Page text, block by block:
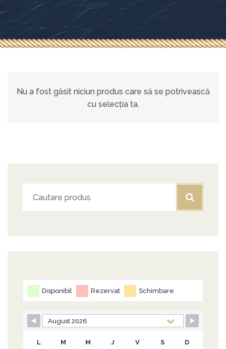
Nu a fost găsit niciun produs care să se potrivească
cu selecția ta.
după:
Disponibil Rezervat Schimbare
L M M J V S D